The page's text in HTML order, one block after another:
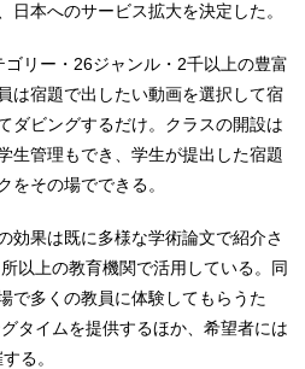
日本へのサービス拡大を決定した。
リー・26ジャンル・2千以上の豊富
は宿題で出したい動画を選択して宿
ダビングするだけ。クラスの開設は
生管理もでき、学生が提出した宿題
をその場でできる。
効果は既に多様な学術論文で紹介さ
以上の教育機関で活用している。同
で多くの教員に体験してもらうた
タイムを提供するほか、希望者には
る。